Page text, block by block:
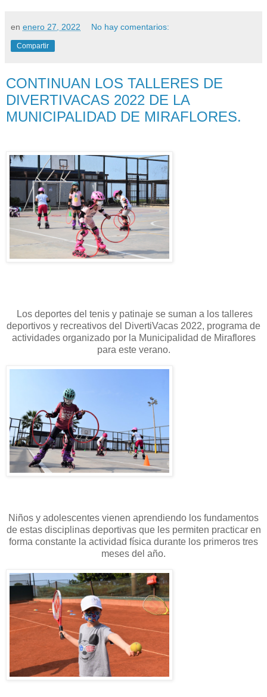
en enero 27, 2022 No hay comentarios:
Compartir
CONTINUAN LOS TALLERES DE
DIVERTIVACAS 2022 DE LA
MUNICIPALIDAD DE MIRAFLORES.
Los deportes del tenis y patinaje se suman a los talleres
deportivos y recreativos del DivertiVacas 2022, programa de
actividades organizado por la Municipalidad de Miraflores
para este verano.
Niños y adolescentes vienen aprendiendo los fundamentos
de estas disciplinas deportivas que les permiten practicar en
forma constante la actividad física durante los primeros tres
meses del año.